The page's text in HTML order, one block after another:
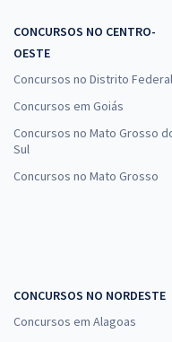
CONCURSOS NO CENTRO-
OESTE
Concursos no Distrito Federal
Concursos em Goiás
Concursos no Mato Grosso
Sul
Concursos no Mato Grosso
CONCURSOS NO NORDESTE
Concursos em Alagoas